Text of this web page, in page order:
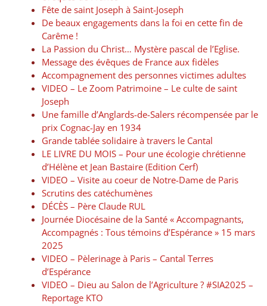
Fête de saint Joseph à Saint-Joseph
De beaux engagements dans la foi en cette fin de
Carême !
La Passion du Christ… Mystère pascal de l’Eglise.
Message des évêques de France aux fidèles
Accompagnement des personnes victimes adultes
VIDEO – Le Zoom Patrimoine – Le culte de saint
Joseph
Une famille d’Anglards-de-Salers récompensée par le
prix Cognac-Jay en 1934
Grande tablée solidaire à travers le Cantal
LE LIVRE DU MOIS – Pour une écologie chrétienne
d’Hélène et Jean Bastaire (Edition Cerf)
VIDEO – Visite au coeur de Notre-Dame de Paris
Scrutins des catéchumènes
DÉCÈS – Père Claude RUL
Journée Diocésaine de la Santé « Accompagnants,
Accompagnés : Tous témoins d’Espérance » 15 mars
2025
VIDEO – Pèlerinage à Paris – Cantal Terres
d’Espérance
VIDEO – Dieu au Salon de l’Agriculture ? #SIA2025 –
Reportage KTO